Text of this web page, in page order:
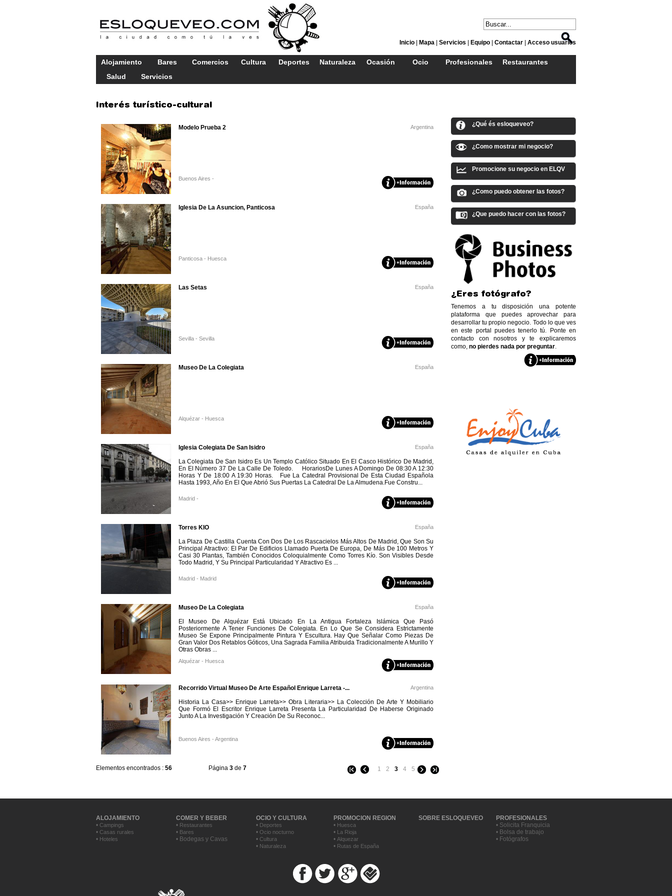
Inicio Mapa Servicios Equipo Contactar Acceso usuarios
Alojamiento Bares Comercios Cultura Deportes Naturaleza Ocasión Ocio Profesionales
Restaurantes
Salud
Servicios
Interés turístico-cultural
Modelo Prueba 2 Argentina
Buenos Aires -
Iglesia De La Asuncion, Panticosa España
Panticosa - Huesca
Las Setas España
Sevilla - Sevilla
Museo De La Colegiata España
Alquézar - Huesca
Iglesia Colegiata De San Isidro España
La Colegiata De San Isidro Es Un Templo Católico Situado En El Casco Histórico De Madrid,
En El Número 37 De La Calle De Toledo. HorariosDe Lunes A Domingo De 08:30 A 12:30
Horas Y De 18:00 A 19:30 Horas. Fue La Catedral Provisional De Esta Ciudad Española
Hasta 1993, Año En El Que Abrió Sus Puertas La Catedral De La Almudena.Fue Constru...
Madrid -
Torres KIO España
La Plaza De Castilla Cuenta Con Dos De Los Rascacielos Más Altos De Madrid, Que Son Su
Principal Atractivo: El Par De Edificios Llamado Puerta De Europa, De Más De 100 Metros Y
Casi 30 Plantas, También Conocidos Coloquialmente Como Torres Kío. Son Visibles Desde
Todo Madrid, Y Su Principal Particularidad Y Atractivo Es ...
Madrid - Madrid
Museo De La Colegiata España
El Museo De Alquézar Está Ubicado En La Antigua Fortaleza Islámica Que Pasó
Posteriormente A Tener Funciones De Colegiata. En Lo Que Se Considera Estrictamente
Museo Se Expone Principalmente Pintura Y Escultura. Hay Que Señalar Como Piezas De
Gran Valor Dos Retablos Góticos, Una Sagrada Familia Atribuida Tradicionalmente A Murillo Y
Otras Obras ...
Alquézar - Huesca
Recorrido Virtual Museo De Arte Español Enrique Larreta -... Argentina
Historia La Casa>> Enrique Larreta>> Obra Literaria>> La Colección De Arte Y Mobiliario
Que Formó El Escritor Enrique Larreta Presenta La Particularidad De Haberse Originado
Junto A La Investigación Y Creación De Su Reconoc...
Buenos Aires - Argentina
Elementos encontrados : 56 Página 3 de 7 1 2 3 4 5
¿Qué és esloqueveo?
¿Como mostrar mi negocio?
Promocione su negocio en ELQV
¿Como puedo obtener las fotos?
¿Que puedo hacer con las fotos?
¿Eres fotógrafo?
Tenemos a tu disposición una potente
plataforma que puedes aprovechar para
desarrollar tu propio negocio. Todo lo que ves
en este portal puedes tenerlo tú. Ponte en
contacto con nosotros y te explicaremos
como, no pierdes nada por preguntar.
ALOJAMIENTO COMER Y BEBER OCIO Y CULTURA PROMOCION REGION SOBRE ESLOQUEVEO
PROFESIONALES
• Campings • Restaurantes • Deportes • Huesca
• Solicita Franquicia
• Casas rurales • Bares • Ocio nocturno • La Rioja
• Bolsa de trabajo
• Hoteles • Bodegas y Cavas • Cultura • Alquezar
• Fotógrafos
• Naturaleza • Rutas de España